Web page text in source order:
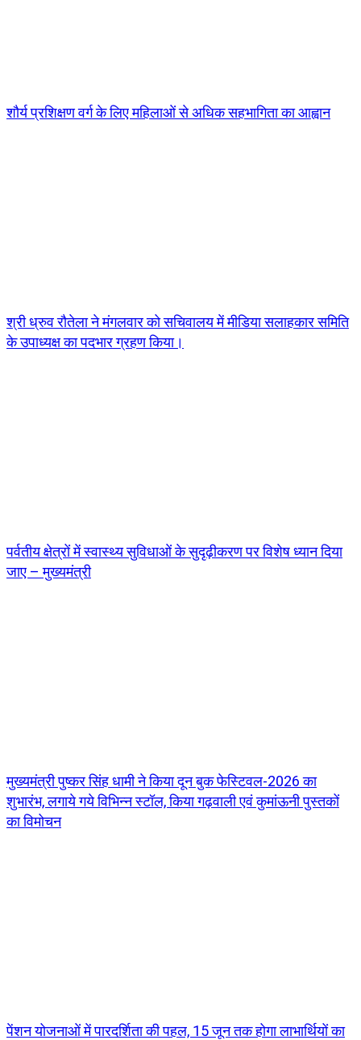
शौर्य प्रशिक्षण वर्ग के लिए महिलाओं से अधिक सहभागिता का आह्वान
श्री ध्रुव रौतेला ने मंगलवार को सचिवालय में मीडिया सलाहकार समिति
के उपाध्यक्ष का पदभार ग्रहण किया।
पर्वतीय क्षेत्रों में स्वास्थ्य सुविधाओं के सुदृढ़ीकरण पर विशेष ध्यान दिया
जाए – मुख्यमंत्री
मुख्यमंत्री पुष्कर सिंह धामी ने किया दून बुक फेस्टिवल-2026 का
शुभारंभ, लगाये गये विभिन्न स्टॉल, किया गढ़वाली एवं कुमांऊनी पुस्तकों
का विमोचन
पेंशन योजनाओं में पारदर्शिता की पहल, 15 जून तक होगा लाभार्थियों का